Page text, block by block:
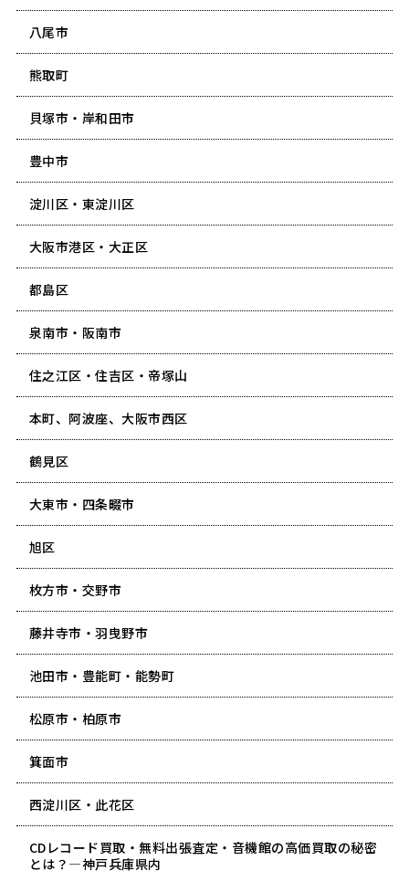
八尾市
熊取町
貝塚市・岸和田市
豊中市
淀川区・東淀川区
大阪市港区・大正区
都島区
泉南市・阪南市
住之江区・住吉区・帝塚山
本町、阿波座、大阪市西区
鶴見区
大東市・四条畷市
旭区
枚方市・交野市
藤井寺市・羽曳野市
池田市・豊能町・能勢町
松原市・柏原市
箕面市
西淀川区・此花区
CDレコード買取・無料出張査定・音機館の高価買取の秘密
とは？―神戸兵庫県内